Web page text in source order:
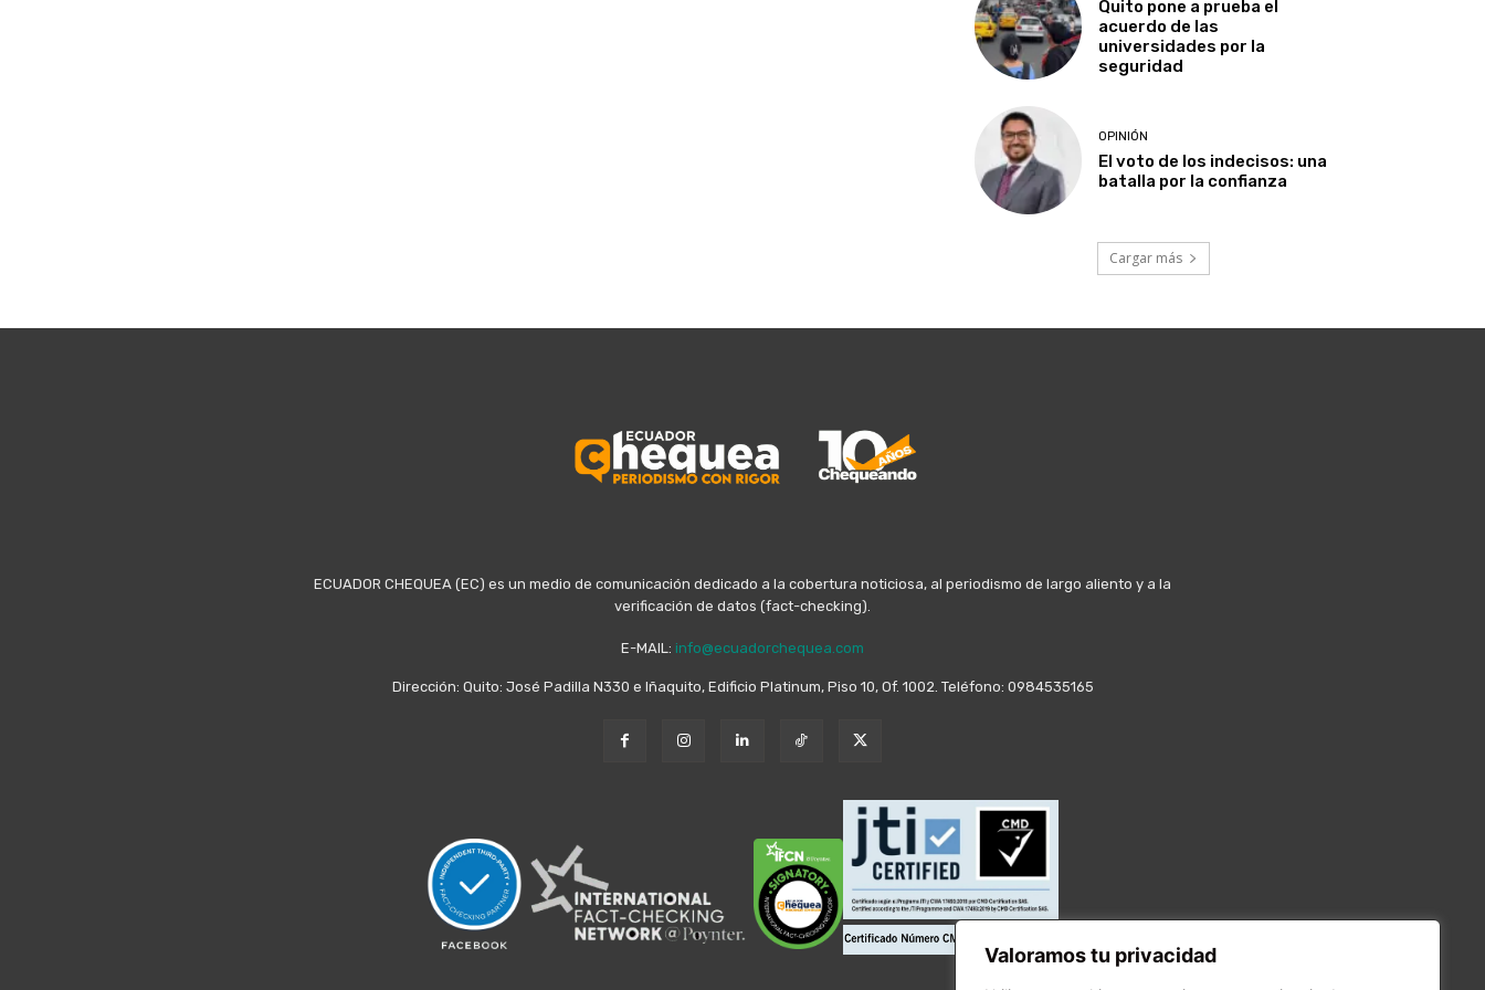
Valoramos tu privacidad
Quito pone a prueba el
acuerdo de las
universidades por la
seguridad
OPINIÓN
El voto de los indecisos: una
batalla por la confianza
Cargar más
ECUADOR CHEQUEA (EC) es un medio de comunicación dedicado a la cobertura noticiosa, al periodismo de largo aliento y a la
verificación de datos (fact-checking).
E-MAIL: info@ecuadorchequea.com
Dirección: Quito: José Padilla N330 e Iñaquito, Edificio Platinum, Piso 10, Of. 1002. Teléfono: 0984535165